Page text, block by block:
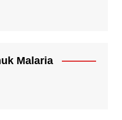
Malaria